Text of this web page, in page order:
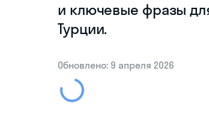
и ключевые фразы
Турции.
Обновлено: 9 апреля 2026